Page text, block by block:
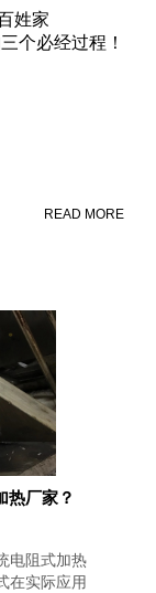
姓家
个必经过程！
READ MORE
热厂家？
电阻式加热
在实际应用